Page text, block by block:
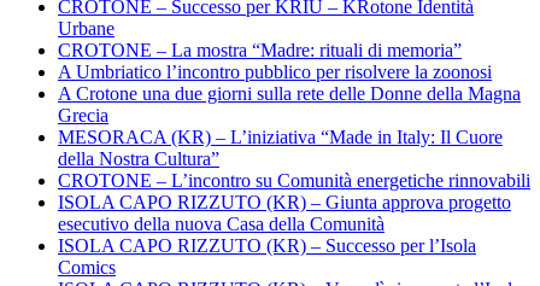
CROTONE – Successo per KRIU – KRotone Identità
Urbane
CROTONE – La mostra “Madre: rituali di memoria”
A Umbriatico l’incontro pubblico per risolvere la zoonosi
A Crotone una due giorni sulla rete delle Donne della Magna
Grecia
MESORACA (KR) – L’iniziativa “Made in Italy: Il Cuore
della Nostra Cultura”
CROTONE – L’incontro su Comunità energetiche rinnovabili
ISOLA CAPO RIZZUTO (KR) – Giunta approva progetto
esecutivo della nuova Casa della Comunità
ISOLA CAPO RIZZUTO (KR) – Successo per l’Isola
Comics